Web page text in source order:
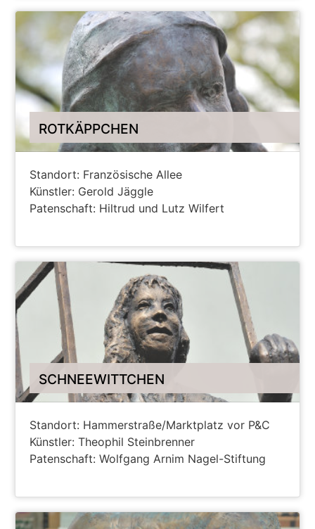
ROTKÄPPCHEN
Standort: Französische Allee
Künstler: Gerold Jäggle
Patenschaft: Hiltrud und Lutz Wilfert
SCHNEEWITTCHEN
Standort: Hammerstraße/Marktplatz vor P&C
Künstler: Theophil Steinbrenner
Patenschaft: Wolfgang Arnim Nagel-Stiftung